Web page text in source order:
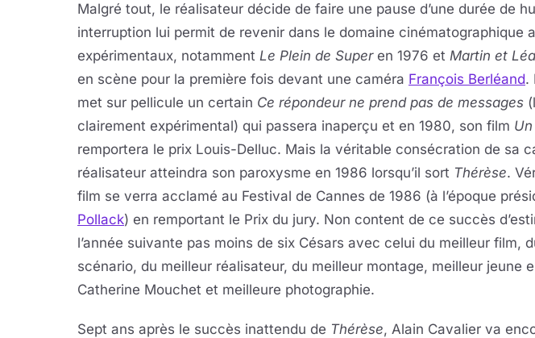
Malgré tout, le réalisateur décide de faire une pause d’une durée de
interruption lui permit de revenir dans le domaine cinématographique
expérimentaux, notamment Le Plein de Superen 1976 et Martin et Léa
en scène pour la première fois devant une caméra François Berléand.
met sur pellicule un certain Ce répondeur ne prend pas de messages
clairement expérimental) qui passera inaperçu et en 1980, son film
remportera le prix Louis-Delluc. Mais la véritable consécration de sa
réalisateur atteindra son paroxysme en 1986 lorsqu’il sort Thérèse.
film se verra acclamé au Festival de Cannes de 1986 (à l’époque
Pollack) en remportant le Prix du jury. Non content de ce succès
l’année suivante pas moins de six Césars avec celui du meilleur film,
scénario, du meilleur réalisateur, du meilleur montage, meilleur jeune
Catherine Mouchet et meilleure photographie.
Sept ans après le succès inattendu de Thérèse, Alain Cavalier va